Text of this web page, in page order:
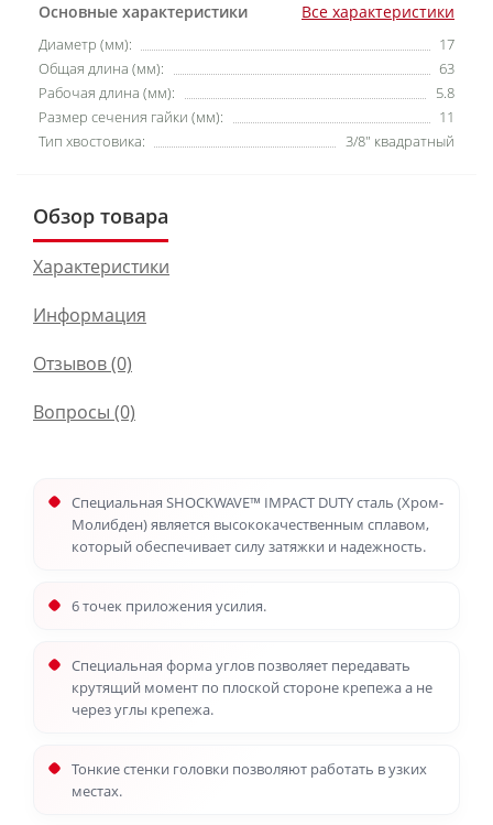
Основные характеристики Все характеристики
Диаметр (мм):
17
Общая длина (мм):
63
Рабочая длина (мм):
5.8
Размер сечения гайки (мм):
11
Тип хвостовика:
3/8″ квадратный
Обзор товара
Характеристики
Информация
Отзывов (0)
Вопросы (0)
Специальная SHOCKWAVE™ IMPACT DUTY сталь (Хром-
Молибден) является высококачественным сплавом,
который обеспечивает силу затяжки и надежность.
6 точек приложения усилия.
Специальная форма углов позволяет передавать
крутящий момент по плоской стороне крепежа а не
через углы крепежа.
Тонкие стенки головки позволяют работать в узких
местах.